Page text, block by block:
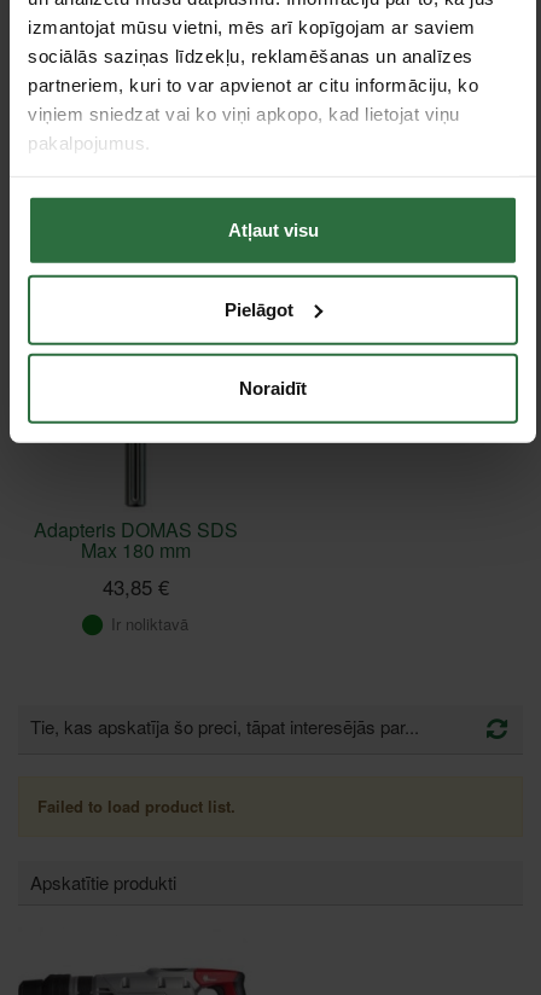
izmantojat mūsu vietni, mēs arī kopīgojam ar saviem
sociālās saziņas līdzekļu, reklamēšanas un analīzes
partneriem, kuri to var apvienot ar citu informāciju, ko
viņiem sniedzat vai ko viņi apkopo, kad lietojat viņu
pakalpojumus.
Atļaut visu
Pielāgot
Noraidīt
Kurpes ELTEN Renzo
Low ESD S3, melnas
Izvēlieties preces variantu
Bikses HELLY HANSEN
Chelsea Evolution Cons,
Adapteris DOMAS SDS
Max 180 mm
43,85 €
Ir noliktavā
Tie, kas apskatīja šo preci, tāpat interesējās par...
Failed to load product list.
Apskatītie produkti